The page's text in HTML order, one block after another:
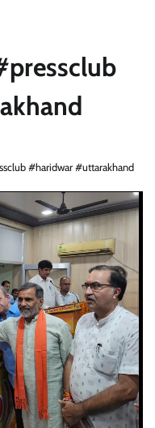
#haridwar #uttarakhand